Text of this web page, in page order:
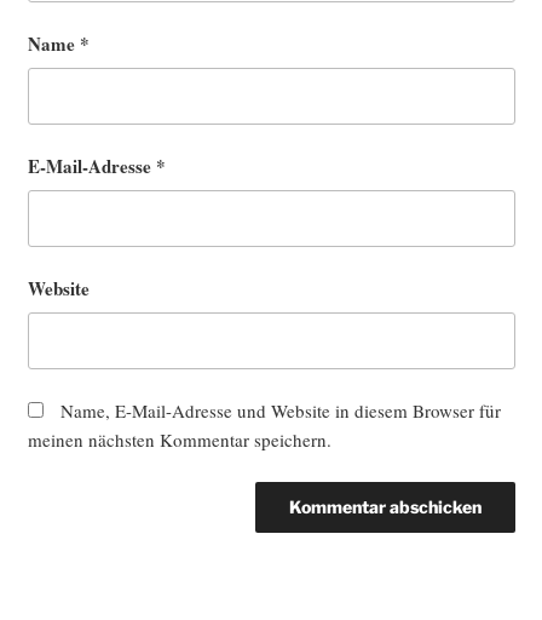
Name *
E-Mail-Adresse *
Website
Name, E-Mail-Adresse und Website in diesem Browser für
meinen nächsten Kommentar speichern.